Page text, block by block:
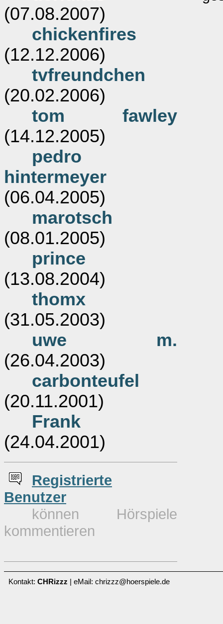
(07.08.2007)
chickenfires
(12.12.2006)
tvfreundchen
(20.02.2006)
tom fawley
(14.12.2005)
pedro
hintermeyer
(06.04.2005)
marotsch
(08.01.2005)
prince
(13.08.2004)
thomx
(31.05.2003)
uwe m.
(26.04.2003)
carbonteufel
(20.11.2001)
Frank
(24.04.2001)
Registrierte
Benutzer
können Hörspiele
kommentieren
Kontakt: CHRizzz | eMail: chrizzz@hoerspiele.de